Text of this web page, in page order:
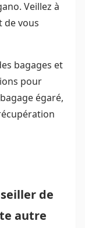
Veillez à
de vous
bagages et
pour
égaré,
de
autre